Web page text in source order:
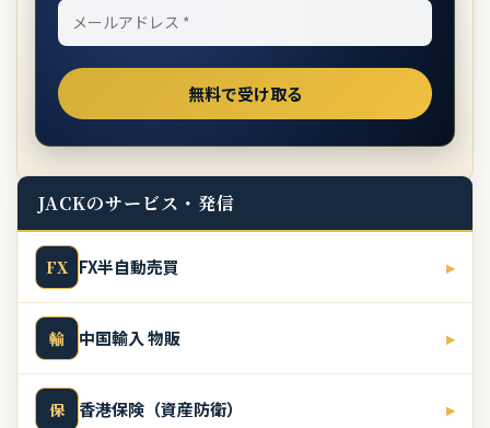
JACKのサービス・発信
FX FX半自動売買 ▸
輸 中国輸入 物販 ▸
保 香港保険（資産防衛） ▸